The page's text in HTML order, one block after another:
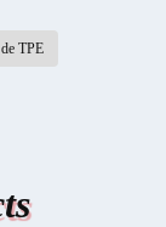
TPE